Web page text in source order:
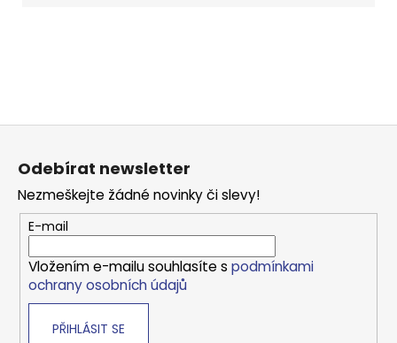
Z
Odebírat newsletter
Nezmeškejte žádné novinky či slevy!
E-mail
Vložením e-mailu souhlasíte s podmínkami
ochrany osobních údajů
PŘIHLÁSIT SE